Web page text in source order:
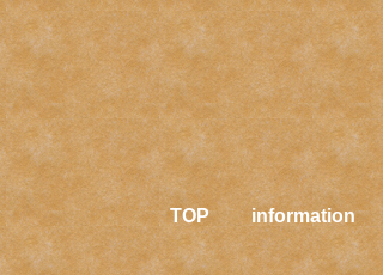
TOP information